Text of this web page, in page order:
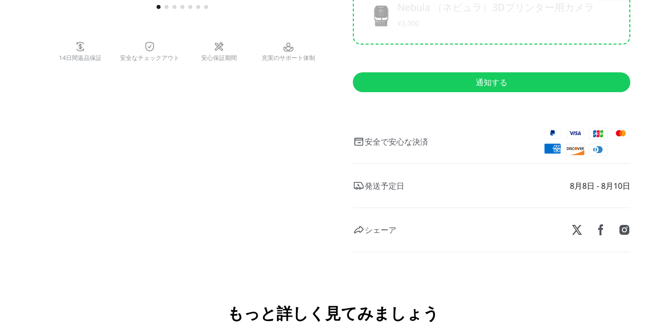
14日間返品保証 安全なチェックアウト 安心保証期間 充実のサポート体制
Nebula （ネビュラ）3Dプリンター用カメラ
¥3,000
通知する
安全で安心な決済
発送予定日 8月8日 - 8月10日
シェーア
もっと詳しく見てみましょう